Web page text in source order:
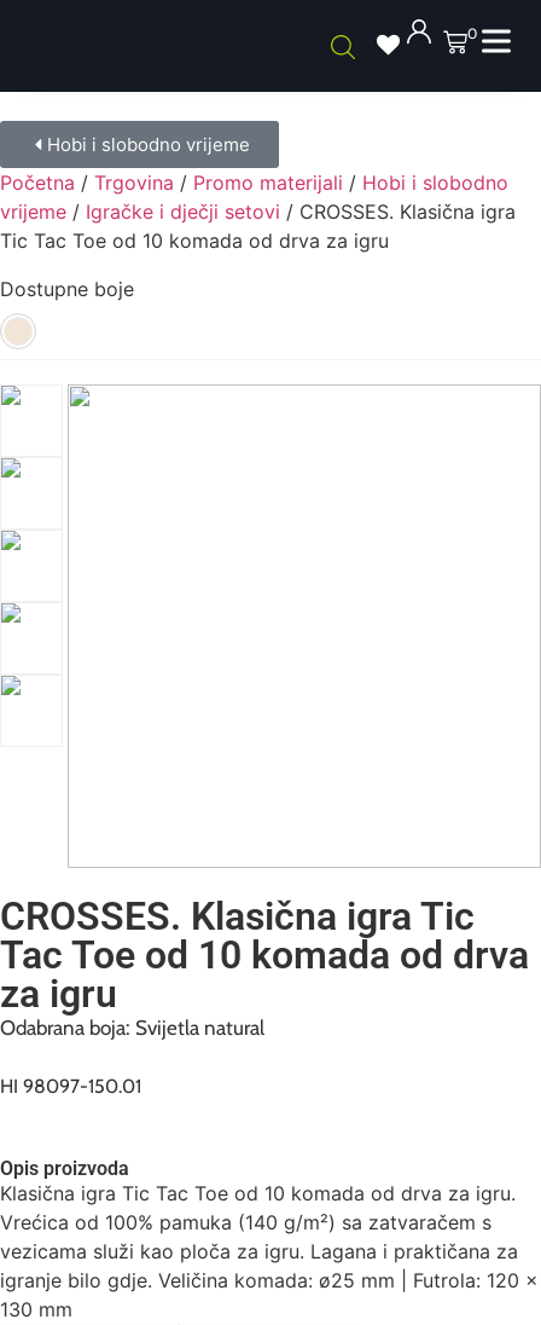
0
Hobi i slobodno vrijeme
Početna / Trgovina / Promo materijali / Hobi i slobodno
vrijeme / Igračke i dječji setovi / CROSSES. Klasična igra
Tic Tac Toe od 10 komada od drva za igru
Dostupne boje
CROSSES. Klasična igra Tic
Tac Toe od 10 komada od drva
za igru
Odabrana boja: Svijetla natural
HI 98097-150.01
Opis proizvoda
Klasična igra Tic Tac Toe od 10 komada od drva za igru.
Vrećica od 100% pamuka (140 g/m²) sa zatvaračem s
vezicama služi kao ploča za igru. Lagana i praktičana za
igranje bilo gdje. Veličina komada: ø25 mm | Futrola: 120 x
130 mm